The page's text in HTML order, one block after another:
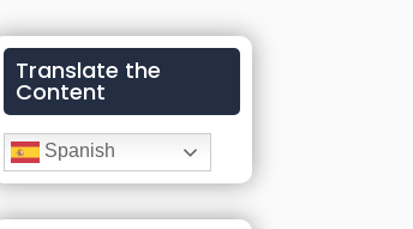
Translate the
Content
Spanish